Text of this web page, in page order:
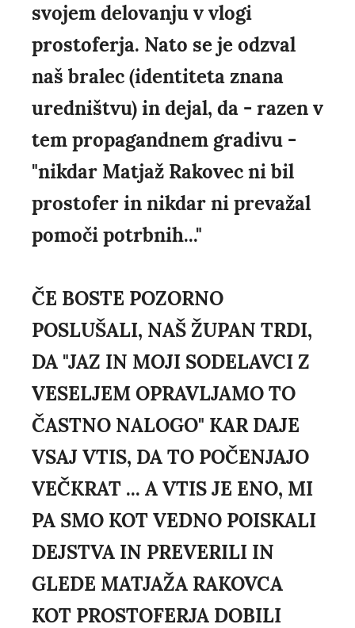
svojem delovanju v vlogi
prostoferja. Nato se je odzval
naš bralec (identiteta znana
uredništvu) in dejal, da - razen v
tem propagandnem gradivu -
"nikdar Matjaž Rakovec ni bil
prostofer in nikdar ni prevažal
pomoči potrbnih..."
ČE BOSTE POZORNO
POSLUŠALI, NAŠ ŽUPAN TRDI,
DA "JAZ IN MOJI SODELAVCI Z
VESELJEM OPRAVLJAMO TO
ČASTNO NALOGO" KAR DAJE
VSAJ VTIS, DA TO POČENJAJO
VEČKRAT ... A VTIS JE ENO, MI
PA SMO KOT VEDNO POISKALI
DEJSTVA IN PREVERILI IN
GLEDE MATJAŽA RAKOVCA
KOT PROSTOFERJA DOBILI